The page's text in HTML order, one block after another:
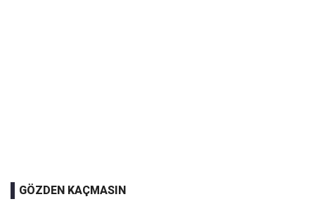
GÖZDEN KAÇMASIN